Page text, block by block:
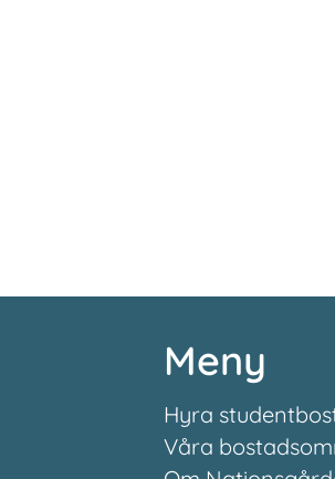
Meny
Hyra
Våra